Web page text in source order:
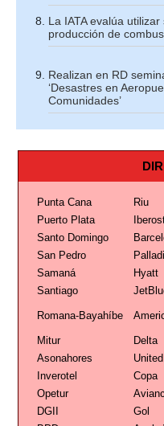
La IATA evalúa
producción de
Realizan en RD
‘Desastres en
Comunidades’
Punta Cana Riu
Puerto Plata
Santo Domingo
San Pedro
Samaná
Hyatt
Santiago
Romana-Bayahíbe
Mitur
Delta
Asonahores
United
Inverotel
Copa
Opetur
DGII
Gol